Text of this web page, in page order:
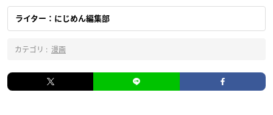
ライター：にじめん編集部
カテゴリ : 漫画